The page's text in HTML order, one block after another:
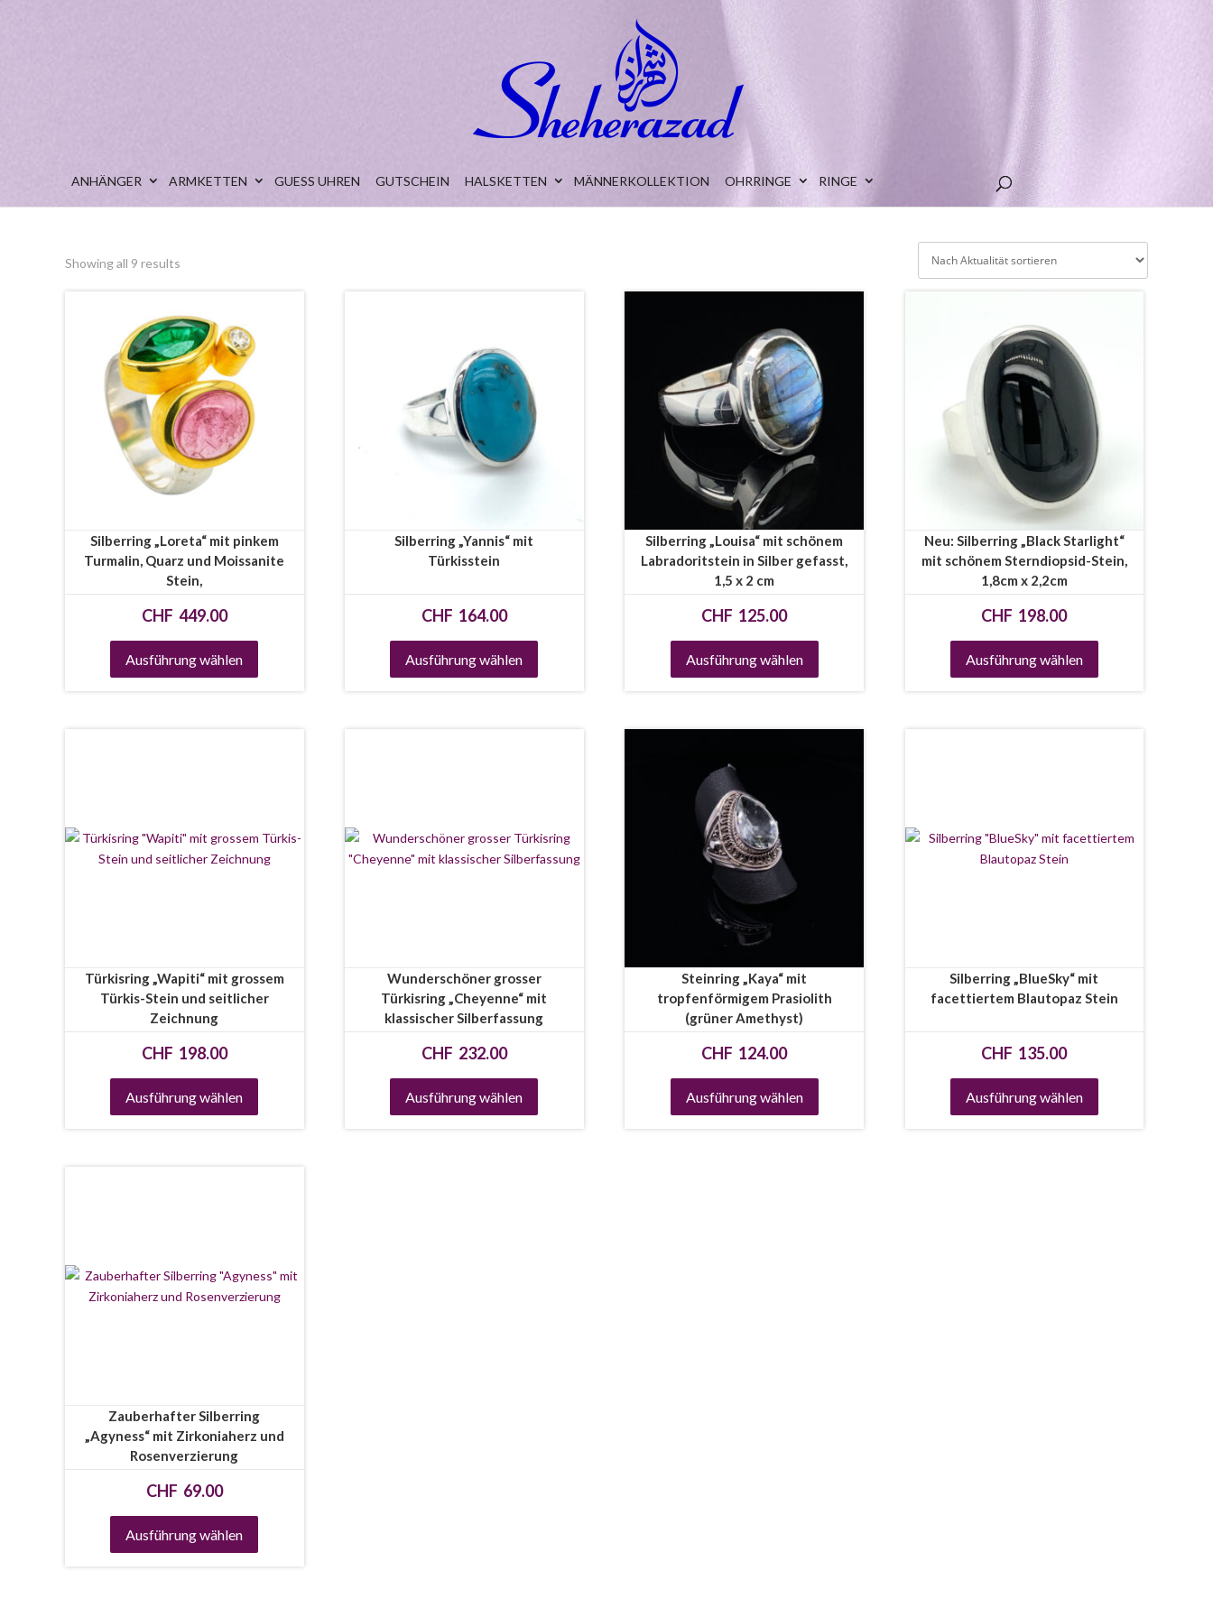
ANHÄNGER ARMKETTEN GUESS UHREN GUTSCHEIN HALSKETTEN MÄNNERKOLLEKTION OHRRINGE RINGE
Showing all 9 results
Silberring „Loreta“ mit pinkem
Turmalin, Quarz und Moissanite
Stein,
CHF 449.00
Ausführung wählen
Silberring „Yannis“ mit
Türkisstein
CHF 164.00
Ausführung wählen
Silberring „Louisa“ mit schönem
Labradoritstein in Silber gefasst,
1,5 x 2 cm
CHF 125.00
Ausführung wählen
Neu: Silberring „Black Starlight“
mit schönem Sterndiopsid-Stein,
1,8cm x 2,2cm
CHF 198.00
Ausführung wählen
Türkisring „Wapiti“ mit grossem
Türkis-Stein und seitlicher
Zeichnung
CHF 198.00
Ausführung wählen
Wunderschöner grosser
Türkisring „Cheyenne“ mit
klassischer Silberfassung
CHF 232.00
Ausführung wählen
Steinring „Kaya“ mit
tropfenförmigem Prasiolith
(grüner Amethyst)
CHF 124.00
Ausführung wählen
Silberring „BlueSky“ mit
facettiertem Blautopaz Stein
CHF 135.00
Ausführung wählen
Zauberhafter Silberring
„Agyness“ mit Zirkoniaherz und
Rosenverzierung
CHF 69.00
Ausführung wählen